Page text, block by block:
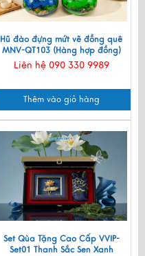
Hũ đào đựng mứt vẽ đồng quê
MNV-QT103 (Hàng hợp đồng)
Liên hệ 090 330 9989
Thêm vào giỏ hàng
Set Qùa Tặng Cao Cấp VVIP-
Set01 Thanh Sắc Sen Xanh